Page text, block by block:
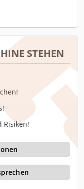
STEHEN
Risiken!